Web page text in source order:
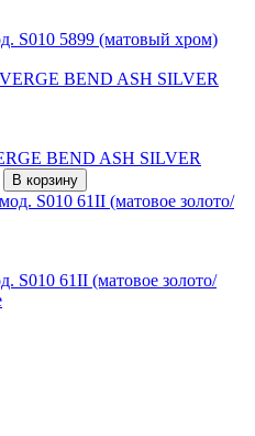
S010 5899 (матовый хром)
BEND ASH SILVER
В корзину
S010 61II (матовое золото/